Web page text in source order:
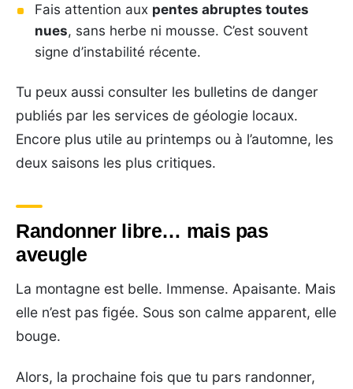
Fais attention aux pentes abruptes toutes
nues, sans herbe ni mousse. C’est souvent
signe d’instabilité récente.
Tu peux aussi consulter les bulletins de danger
publiés par les services de géologie locaux.
Encore plus utile au printemps ou à l’automne, les
deux saisons les plus critiques.
Randonner libre… mais pas
aveugle
La montagne est belle. Immense. Apaisante. Mais
elle n’est pas figée. Sous son calme apparent, elle
bouge.
Alors, la prochaine fois que tu pars randonner,